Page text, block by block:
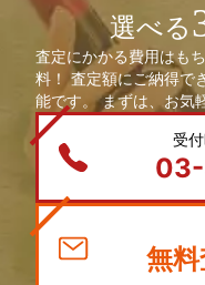
選べる
査定にかかる費用はも
料！ 査定額にご納得で
能です。 まずは、お気
受
無